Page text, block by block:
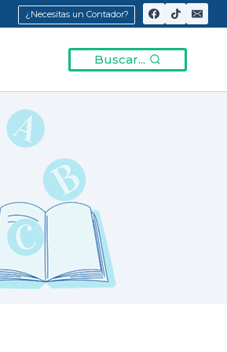
¿Necesitas un Contador?
Buscar...